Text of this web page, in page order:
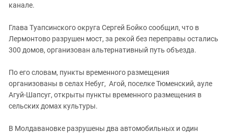
канале.
Глава Туапсинского округа Сергей Бойко сообщил, что в
Лермонтово разрушен мост, за рекой без переправы остались
300 домов, организован альтернативный путь объезда.
По его словам, пункты временного размещения
организованы в селах Небуг, Агой, поселке Тюменский, ауле
Агуй-Шапсуг, открыты пункты временного размещения в
сельских домах культуры.
В Молдавановке разрушены два автомобильных и один